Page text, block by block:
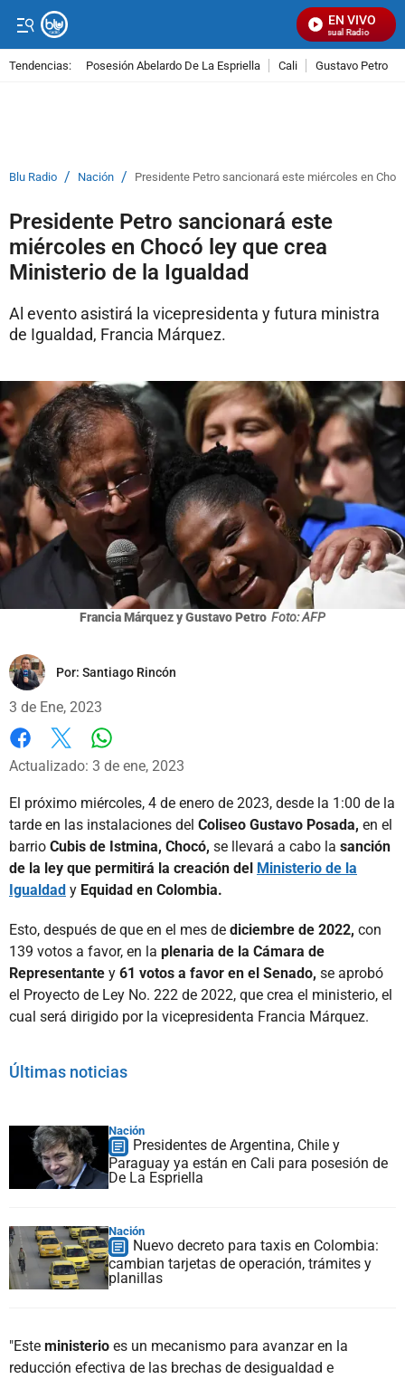
EN VIVO
Señal Visual Radio
Tendencias: Posesión Abelardo De La Espriella Cali Gustavo Petro
Blu Radio / Nación / Presidente Petro sancionará este miércoles en
Presidente Petro sancionará este
miércoles en Chocó ley que crea
Ministerio de la Igualdad
Al evento asistirá la vicepresidenta y futura ministra
de Igualdad, Francia Márquez.
Francia Márquez y Gustavo Petro Foto: AFP
Por: Santiago Rincón
3 de Ene, 2023
Facebook
X
Actualizado: 3 de ene, 2023
El próximo miércoles, 4 de enero de 2023, desde la 1:00 de la
tarde en las instalaciones del Coliseo Gustavo Posada, en el
barrio Cubis de Istmina, Chocó, se llevará a cabo la sanción
de la ley que permitirá la creación del Ministerio de la
Igualdad y Equidad en Colombia.
Esto, después de que en el mes de diciembre de 2022, con
139 votos a favor, en la plenaria de la Cámara de
Representante y 61 votos a favor en el Senado, se aprobó
el Proyecto de Ley No. 222 de 2022, que crea el ministerio, el
cual será dirigido por la vicepresidenta Francia Márquez.
Últimas noticias
Nación
Presidentes de Argentina, Chile y
Paraguay ya están en Cali para posesión de
De La Espriella
Nación
Nuevo decreto para taxis en Colombia:
cambian tarjetas de operación, trámites y
planillas
"Este ministerio es un mecanismo para avanzar en la
reducción efectiva de las brechas de desigualdad e